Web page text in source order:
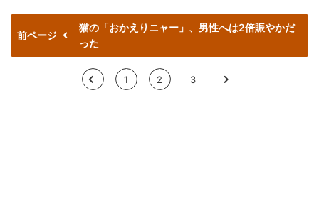
前ページ
猫の「おかえりニャー」、男性へは2倍賑やかだ
った
< 1 2 3 >